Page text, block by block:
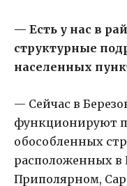
— Есть у нас в
структурные
населенных
— Сейчас в
функционируют
обособленных
расположенных в
Приполярном,